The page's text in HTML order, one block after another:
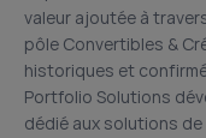
valeur ajoutée à
pôle Convertibles &
historiques et
Portfolio Solutions
dédié aux solutions